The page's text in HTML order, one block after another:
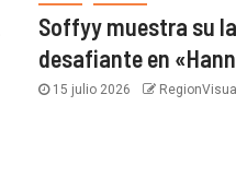
Soffyy muestra su
desafiante en
15 julio 2026 RegionVisual